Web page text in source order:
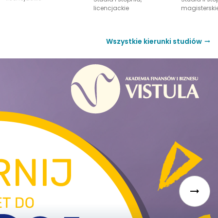
University (USA)
licencjackie
online
Wszystkie kierunki studiów